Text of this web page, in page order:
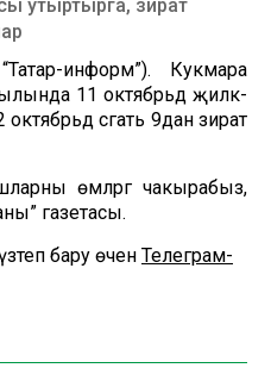
утыртырга, зират
информ”). Кукмара
11 октябрьдә җиләк-
сәгать 9дан зират
өмәләргә чакырабыз,
газетасы.
бару өчен Телеграм-